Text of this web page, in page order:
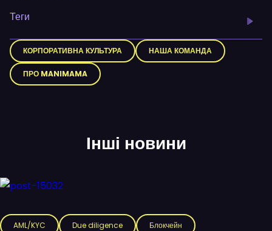
Теги
КОРПОРАТИВНА КУЛЬТУРА НАША КОМАНДА
ПРО MANIMAMA
Інші новини
AML/KYC Due diligence Блокчейн